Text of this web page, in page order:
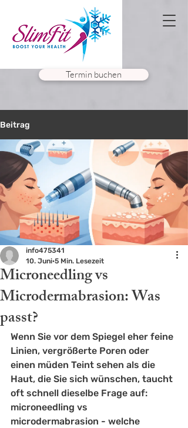
Termin buchen
Beitrag
Microneedling vs
Microdermabrasion: Was
passt?
info475341
10. Juni 5 Min. Lesezeit
Wenn Sie vor dem Spiegel eher feine
Linien, vergrößerte Poren oder
einen müden Teint sehen als die
Haut, die Sie sich wünschen, taucht
oft schnell dieselbe Frage auf:
microneedling vs
microdermabrasion - welche